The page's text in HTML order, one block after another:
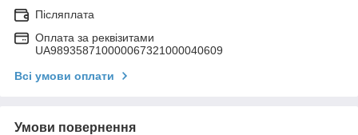
Післяплата
Оплата за реквізитами
UA989358710000067321000040609
Всі умови оплати
Умови повернення